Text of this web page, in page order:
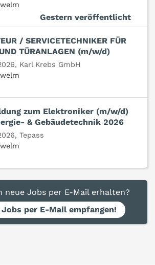
Gestern veröffentlicht
/ SERVICETECHNIKER FÜR
TÜRANLAGEN (m/w/d)
Karl Krebs GmbH
zum Elektroniker (m/w/d)
& Gebäudetechnik 2026
Tepass
neue Jobs per E-Mail erhalten?
per E-Mail empfangen!